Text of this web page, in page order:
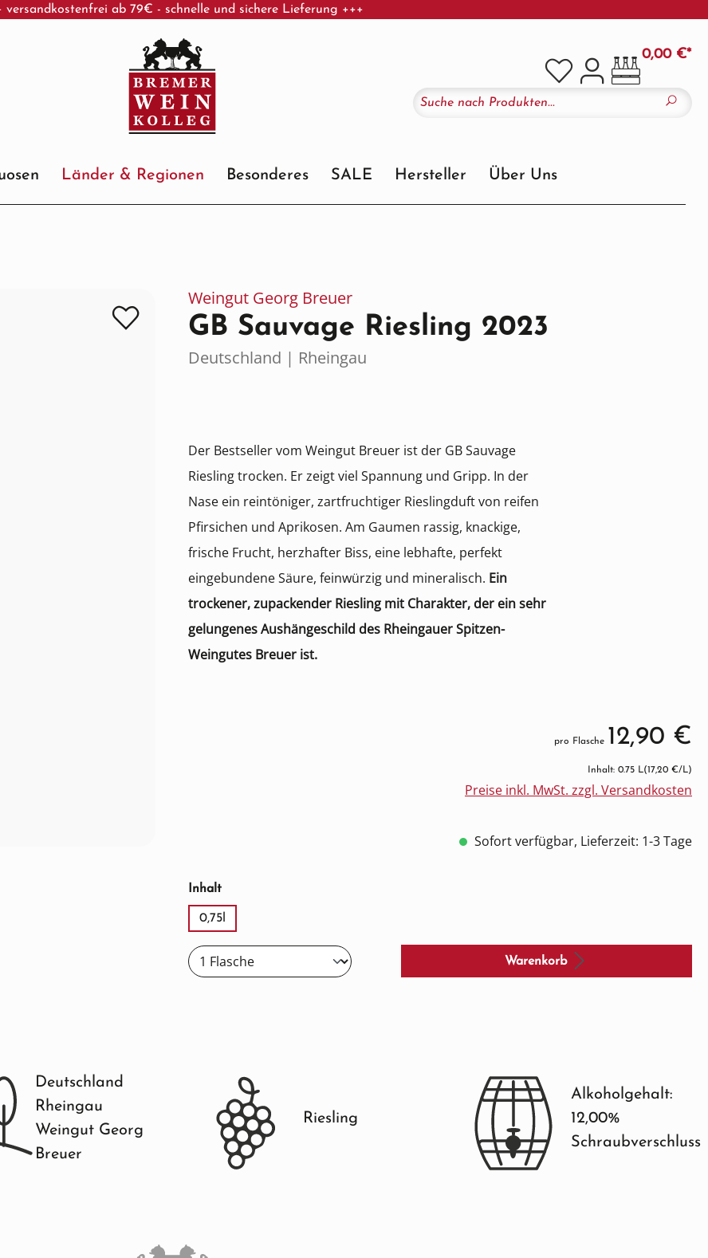
versandkostenfrei ab 79€ - schnelle und sichere Lieferung +++
0,00 €*
Länder & Regionen Besonderes SALE Hersteller Über Uns
Weingut Georg Breuer
GB Sauvage Riesling 2023
Deutschland | Rheingau
Der Bestseller vom Weingut Breuer ist der GB Sauvage
Riesling trocken. Er zeigt viel Spannung und Gripp. In der
Nase ein reintöniger, zartfruchtiger Rieslingduft von reifen
Pfirsichen und Aprikosen. Am Gaumen rassig, knackige,
frische Frucht, herzhafter Biss, eine lebhafte, perfekt
eingebundene Säure, feinwürzig und mineralisch. Ein
trockener, zupackender Riesling mit Charakter, der ein sehr
gelungenes Aushängeschild des Rheingauer Spitzen-
Weingutes Breuer ist.
pro Flasche 12,90 €
Inhalt: 0.75 L(17,20 €/L)
Preise inkl. MwSt. zzgl. Versandkosten
Sofort verfügbar, Lieferzeit: 1-3 Tage
Inhaltauswählen
0,75l
Warenkorb
Deutschland
Rheingau
Weingut Georg
Breuer
Riesling
Alkoholgehalt:
12,00%
Schraubverschluss